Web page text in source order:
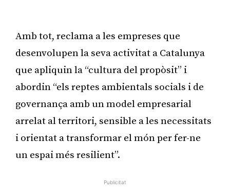
Amb tot, reclama a les empreses que
desenvolupen la seva activitat a Catalunya
que apliquin la “cultura del propòsit” i
abordin “els reptes ambientals socials i de
governança amb un model empresarial
arrelat al territori, sensible a les necessitats
i orientat a transformar el món per fer-ne
un espai més resilient”.
Publicitat